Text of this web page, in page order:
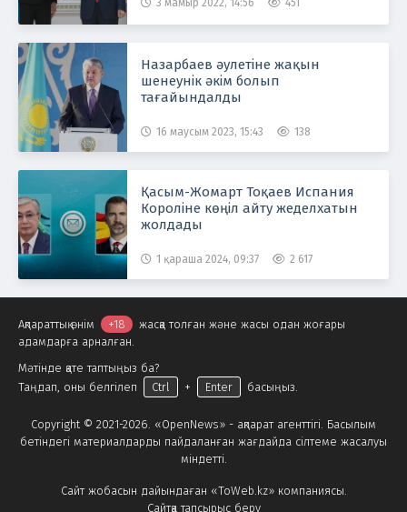
3 мамыр 2022, 14:56 451
Назарбаев әулетіне жақын
шенеунік әкім болып
тағайындалды
16 маусым 2023, 15:43 138
Қасым-Жомарт Тоқаев Испания
Короліне көңіл айту жеделхатын
жолдады
1 қараша 2024, 09:37 2 617
Copyright © 2021-2026. «OpenNews» - ақпарат агенттігі. Басылым
бетіндегі материалдарды пайдаланған жағдайда сілтеме жасалуы
міндетті.
Сайт жобасын дайындаған «ToWeb.kz» компаниясы.
Сайтқа тапсырыс беру
Ақпараттық өнім +18
жасқа толған және жасы одан жоғары
адамдарға арналған.
Мәтінде қате таптыңыз ба?
Таңдап, оны белгілеп
Ctrl + Enter басыңыз.